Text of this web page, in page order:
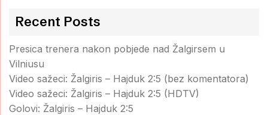
Recent Posts
Presica trenera nakon pobjede nad Žalgirsem u
Vilniusu
Video sažeci: Žalgiris – Hajduk 2:5 (bez komentatora)
Video sažeci: Žalgiris – Hajduk 2:5 (HDTV)
Golovi: Žalgiris – Hajduk 2:5